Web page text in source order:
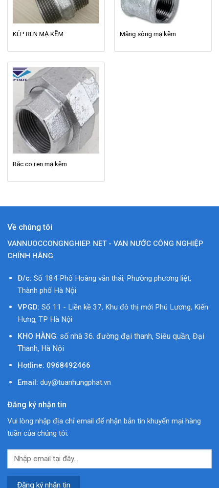
KÉP REN MẠ KẼM Măng sông mạ kẽm
Add to
wishlist
Rắc co ren mạ kẽm
Về chúng tôi
VANNUOCCONGNGHIEP. NET - VAN NƯỚC CÔNG NGHIỆP
CHÍNH HÃNG
Đ/c: Số 184 Phố Hoàng văn thái, Phường phương liệt,
Thành phố Hà Nội
VPGD: Số 11 - Liền kề 37, Khu đô thị mới Phú Lương, Kiến
Hưng, TP Hà Nội
KHO HÀNG: số nhà 36. đường đại thanh, Siêu quần, Đại
Thanh, Hà Nội
Hotline: 0968492466
Email: duy@tuanhungphat.vn
Đăng ký nhận tin
Vui lòng nhập địa chỉ email để nhận bản tin khuyến mại hàng
tuần của chúng tôi: